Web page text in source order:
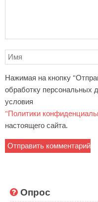
Нажимая на кнопку
обработку персональных
условия
"Политики
настоящего сайта.
Опрос